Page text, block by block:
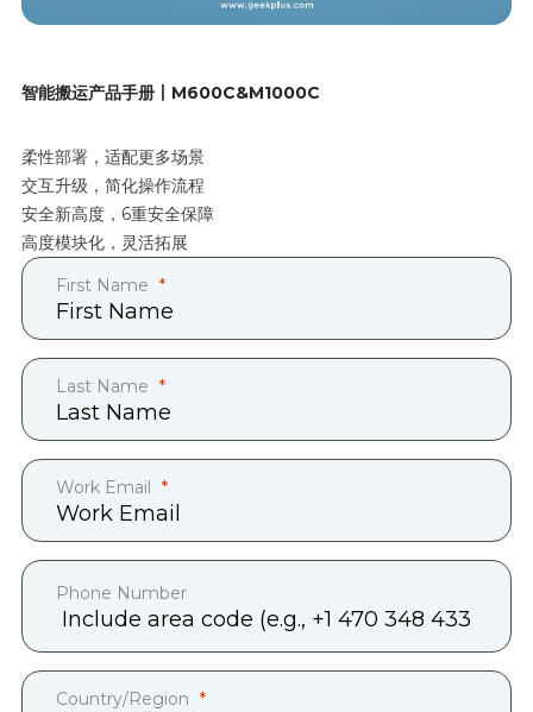
智能搬运产品手册丨M600C&M1000C
柔性部署，适配更多场景
交互升级，简化操作流程
安全新高度，6重安全保障
高度模块化，灵活拓展
First Name
Last Name
Work Email
Phone Number
Country/Region